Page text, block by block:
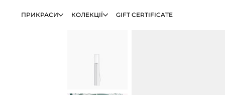
ПРИКРАСИ КОЛЕКЦІЇ GIFT CERTIFICATE